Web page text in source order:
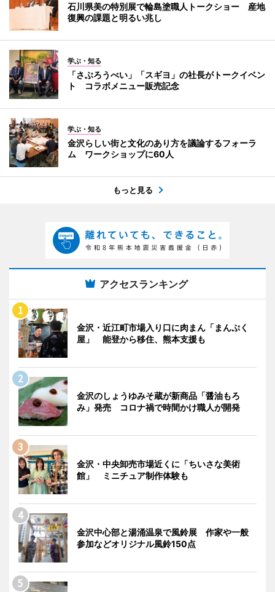
石川県美の特別展で輪島塗職人トークショー 産地
復興の課題と明るい兆し
学ぶ・知る
「さぶろうべい」「スギヨ」の社長がトークイベン
ト コラボメニュー販売記念
学ぶ・知る
金沢らしい街と文化のあり方を議論するフォーラ
ム ワークショップに60人
もっと見る
アクセスランキング
金沢・近江町市場入り口に肉まん「まんぷく
屋」 能登から移住、熊本支援も
金沢のしょうゆみそ蔵が新商品「醤油もろ
み」発売 コロナ禍で時間かけ職人が開発
金沢・中央卸売市場近くに「ちいさな美術
館」 ミニチュア制作体験も
金沢中心部と湯涌温泉で風鈴展 作家や一般
参加などオリジナル風鈴150点